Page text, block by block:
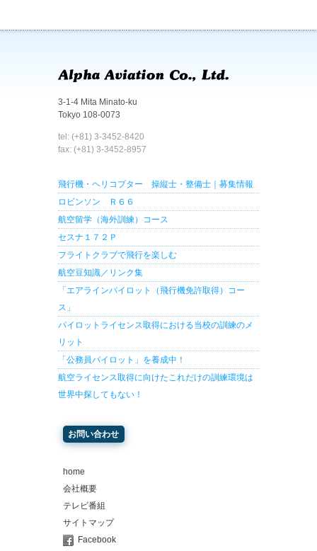
3-1-4 Mita Minato-ku
Tokyo 108-0073
tel: (+81) 3-3452-8420
fax: (+81) 3-3452-8957
飛行機・ヘリコプター 操縦士・整備士｜募集情報
ロビンソン Ｒ６６
航空留学（海外訓練）コース
セスナ１７２Ｐ
フライトクラブで飛行を楽しむ
航空豆知識／リンク集
「エアラインパイロット（飛行機免許取得）コー
ス」
パイロットライセンス取得における当校の訓練のメ
リット
「公務員パイロット」を養成中！
航空ライセンス取得に向けたこれだけの訓練環境は
世界中探してもない！
お問い合わせ
home
会社概要
テレビ番組
サイトマップ
Facebook